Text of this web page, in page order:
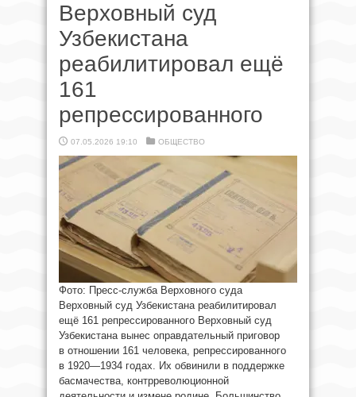
Верховный суд
Узбекистана
реабилитировал ещё
161
репрессированного
07.05.2026 19:10 ОБЩЕСТВО
Фото: Пресс-служба Верховного суда
Верховный суд Узбекистана реабилитировал
ещё 161 репрессированного Верховный суд
Узбекистана вынес оправдательный приговор
в отношении 161 человека, репрессированного
в 1920—1934 годах. Их обвинили в поддержке
басмачества, контрреволюционной